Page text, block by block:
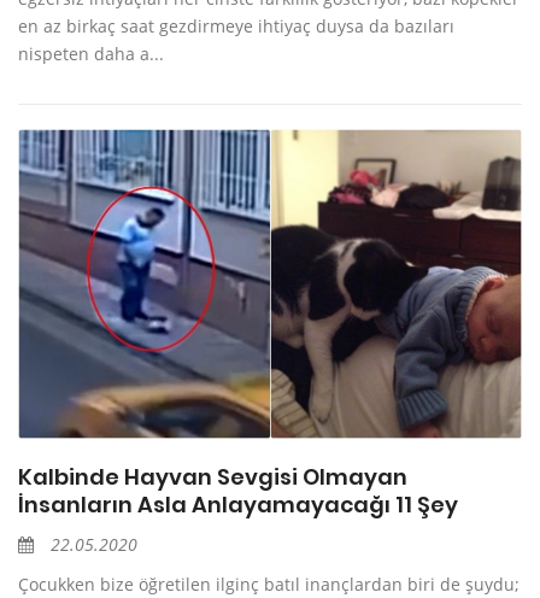
en az birkaç saat gezdirmeye ihtiyaç duysa da bazıları
nispeten daha a...
Kalbinde Hayvan Sevgisi Olmayan
İnsanların Asla Anlayamayacağı 11 Şey
22.05.2020
Çocukken bize öğretilen ilginç batıl inançlardan biri de şuydu;